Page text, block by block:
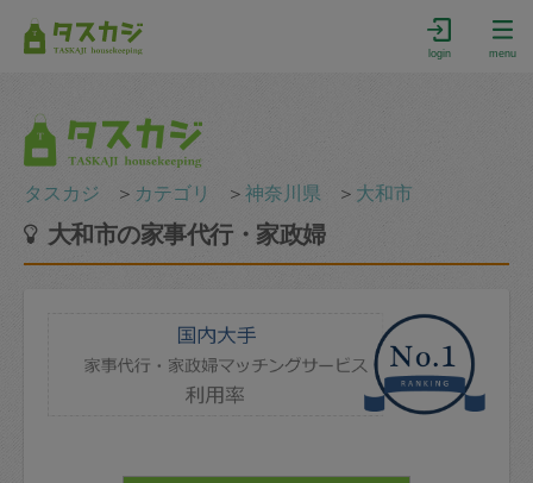
login menu
タスカジ ＞ カテゴリ ＞神奈川県 ＞ 大和市
大和市の家事代行・家政婦